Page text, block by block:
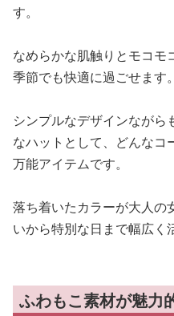
す。
なめらかな肌触りとモコモ
季節でも快適に過ごせます。
シンプルなデザインなが
なハットとして、どんなコ
万能アイテムです。
落ち着いたカラーが大人の
いから特別な日まで幅広く
ふわもこ素材が魅力